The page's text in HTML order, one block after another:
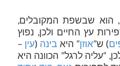
, הוא שבשפת המקובלים,
עץ החיים ולכן, נפוץ
) ש”אוזן” היא בינה (עין –
“עליה לרגל” הכוונה היא